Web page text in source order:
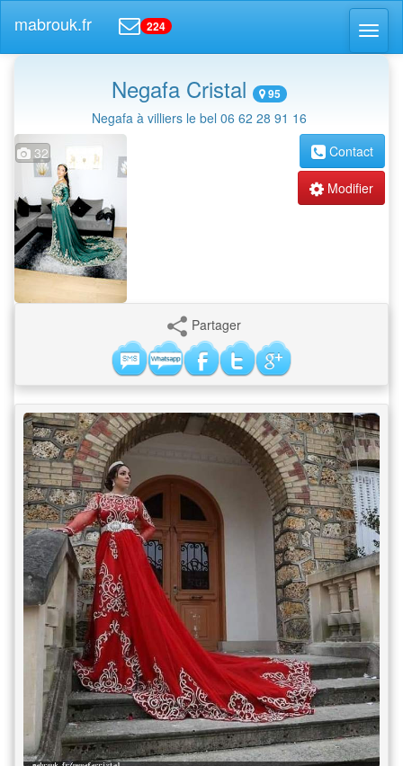
mabrouk.fr 224
Negafa Cristal 95
Negafa à villiers le bel 06 62 28 91 16
32
Contact
Modifier
Partager